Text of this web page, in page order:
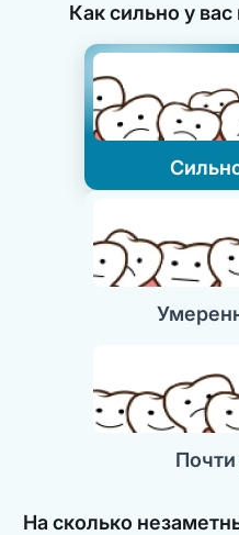
Как сильно у
На сколько